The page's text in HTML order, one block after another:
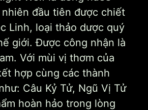
đầu tiên được chiết
Linh, loại thảo dược quý
giới. Được công nhận là
Với mùi vị thơm của
hợp cùng các thành
Câu Kỷ Tử, Ngũ Vị Tử
hoàn hảo trong lòng